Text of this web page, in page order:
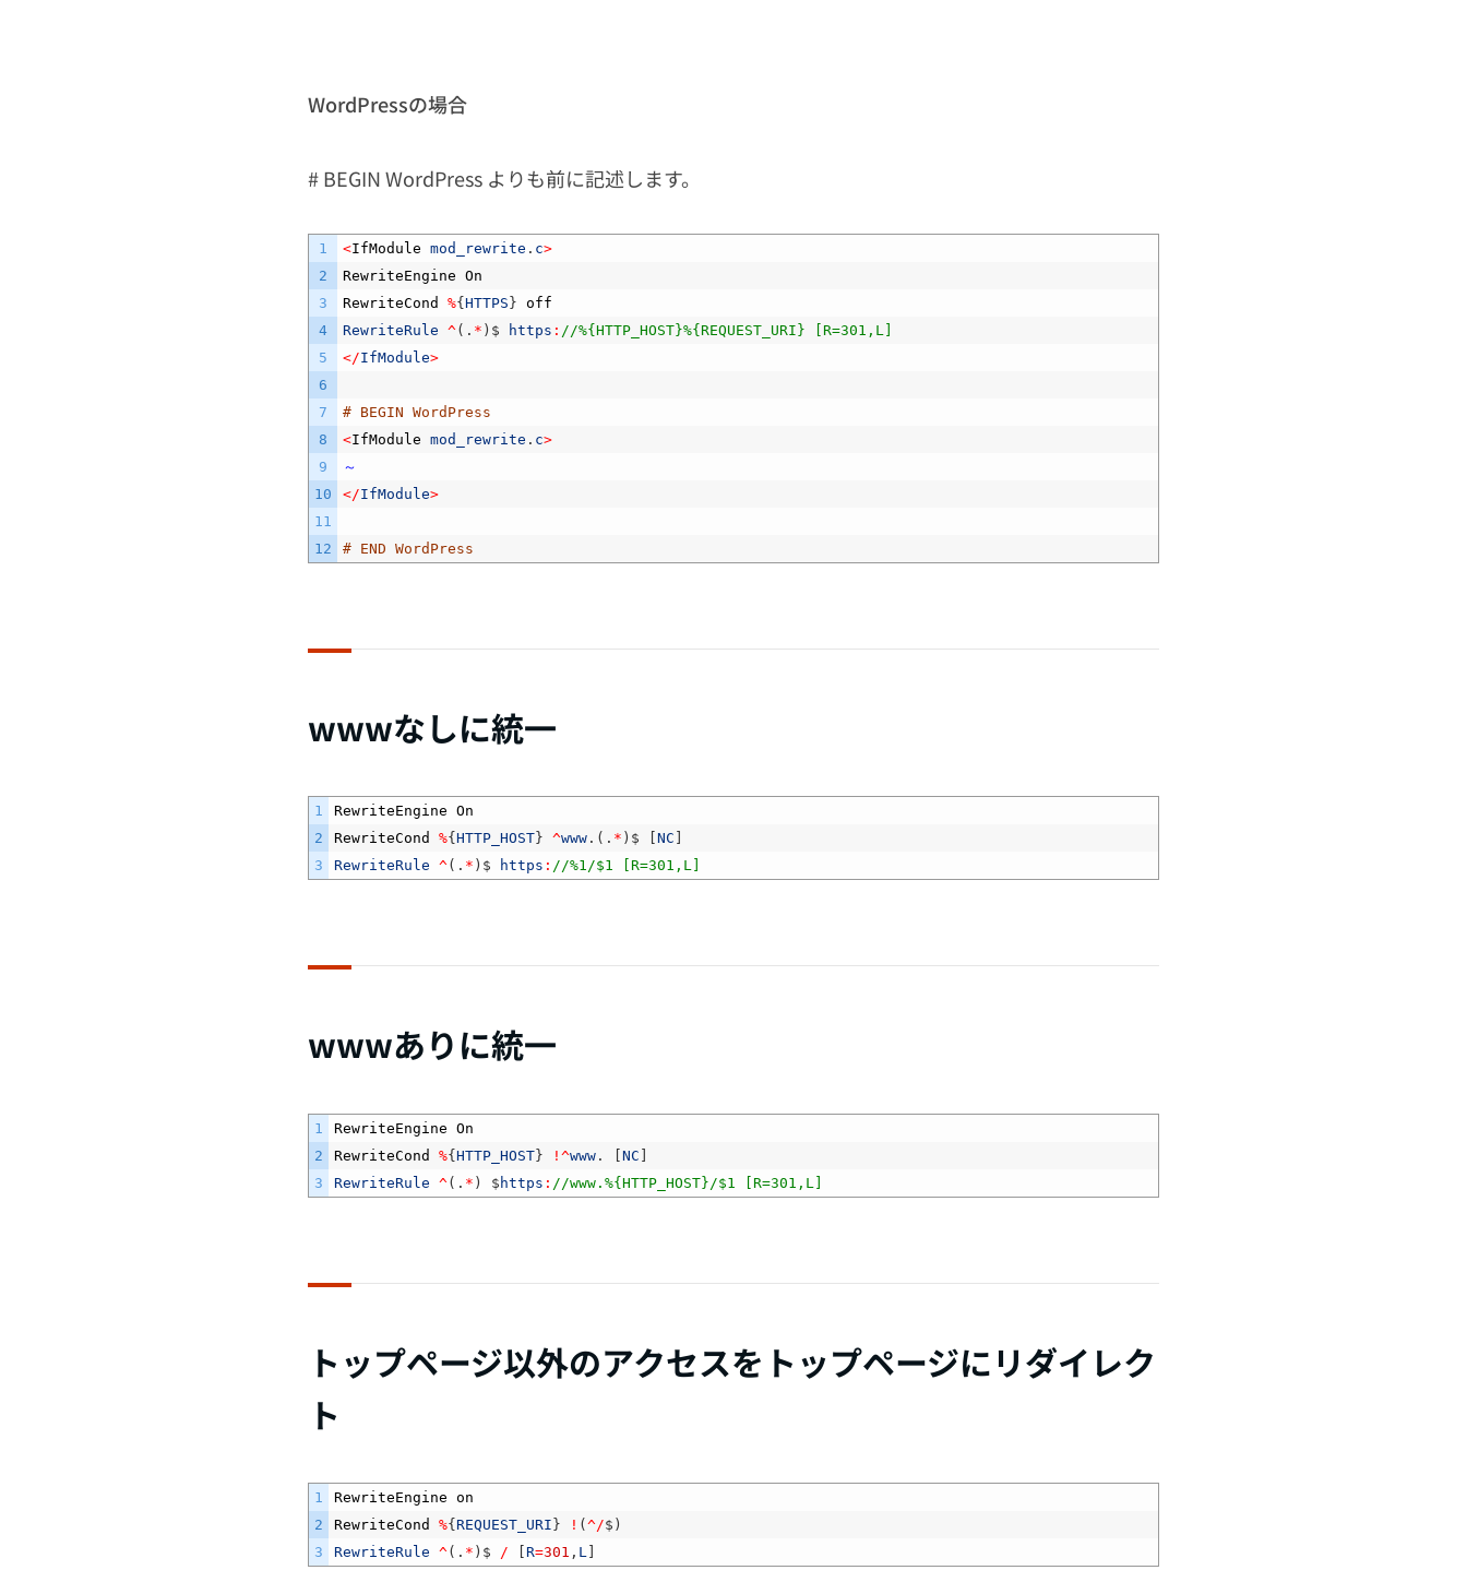
WordPressの場合
# BEGIN WordPress よりも前に記述します。
1
2
3
4
5
6
7
8
9
10
11
12
<IfModule mod_rewrite . c>
RewriteEngine On
RewriteCond
%{ HTTPS } off
RewriteRule ^( . * ) $ https : //%{HTTP_HOST}%{REQUEST_URI} [R=301,L]
</IfModule>
# BEGIN WordPress
<IfModule mod_rewrite . c>
～
</IfModule>
# END WordPress
wwwなしに統一
1
2
3
RewriteEngine On
RewriteCond
%{ HTTP_HOST } ^www . ( . * ) $ NC
RewriteRule ^( . * ) $ https : //%1/$1 [R=301,L]
wwwありに統一
1
2
3
RewriteEngine On
RewriteCond
%{HTTP_HOST} ! ^www . [NC ]
RewriteRule ^( . * ) $ https : //www.%{HTTP_HOST}/$1 [R=301,L]
トップページ以外のアクセスをトップページにリダイレク
ト
1
2
3
RewriteEngine on
RewriteCond
%{ REQUEST_URI } ! ( ^/$ )
RewriteRule ^( . * ) $ / R=301 , L